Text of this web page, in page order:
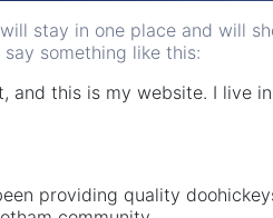
stay in one place and will
something like this:
and this is my website. I live
providing quality